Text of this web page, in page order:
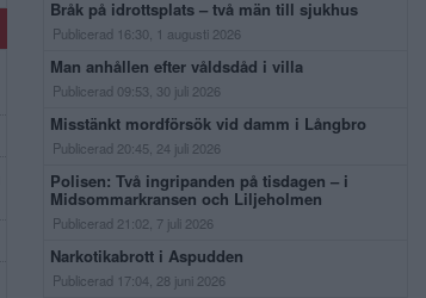
Bråk på idrottsplats – två män till sjukhus
Publicerad 16:30, 1 augusti 2026
Man anhållen efter våldsdåd i villa
Publicerad 09:53, 30 juli 2026
Misstänkt mordförsök vid damm i Långbro
Publicerad 20:45, 24 juli 2026
Polisen: Två ingripanden på tisdagen – i
Midsommarkransen och Liljeholmen
Publicerad 21:02, 7 juli 2026
Narkotikabrott i Aspudden
Publicerad 17:04, 28 juni 2026